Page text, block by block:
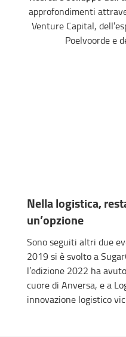
approfondimenti
Venture Capital,
Poelvoorde e
Nella logistica,
un’opzione
Sono seguiti altri due
2019 si è svolto a
l’edizione 2022 ha
cuore di Anversa, e a
innovazione logistico